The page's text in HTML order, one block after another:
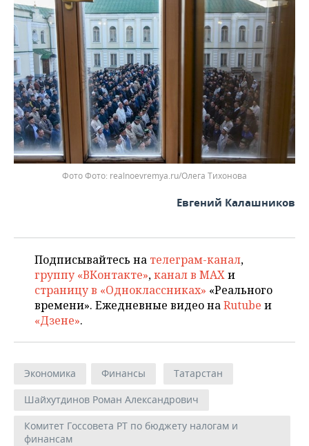
Фото realnoevremya.ru/Олега Тихонова
Евгений Калашников
Подписывайтесь на телеграм-канал,
группу «ВКонтакте»,канал в MAXи
страницу в «Одноклассниках» «Реального
времени». Ежедневные видео наRutube и
«Дзене».
Экономика Финансы
Татарстан
Шайхутдинов Роман Александрович
Комитет Госсовета РТ по бюджету налогам и
финансам